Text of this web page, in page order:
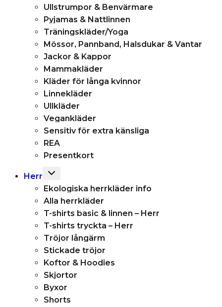
Ullstrumpor & Benvärmare
Pyjamas & Nattlinnen
Träningskläder/Yoga
Mössor, Pannband, Halsdukar & Vantar
Jackor & Kappor
Mammakläder
Kläder för långa kvinnor
Linnekläder
Ullkläder
Vegankläder
Sensitiv för extra känsliga
REA
Presentkort
Herr
Toggle
menu
Ekologiska herrkläder info
Alla herrkläder
T-shirts basic & linnen – Herr
T-shirts tryckta – Herr
Tröjor långärm
Stickade tröjor
Koftor & Hoodies
Skjortor
Byxor
Shorts